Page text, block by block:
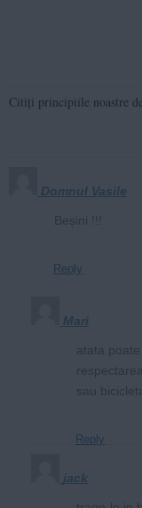
Citiți principiile noastre
Domnul Vasile
Reply
Mari
Reply
jack